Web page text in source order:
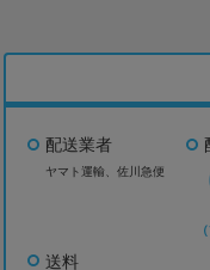
配送業者
ヤマト運輸、佐川急便
送料